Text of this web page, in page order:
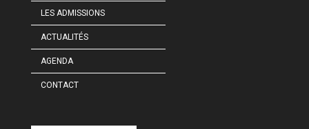
LES ADMISSIONS
ACTUALITÉS
AGENDA
CONTACT